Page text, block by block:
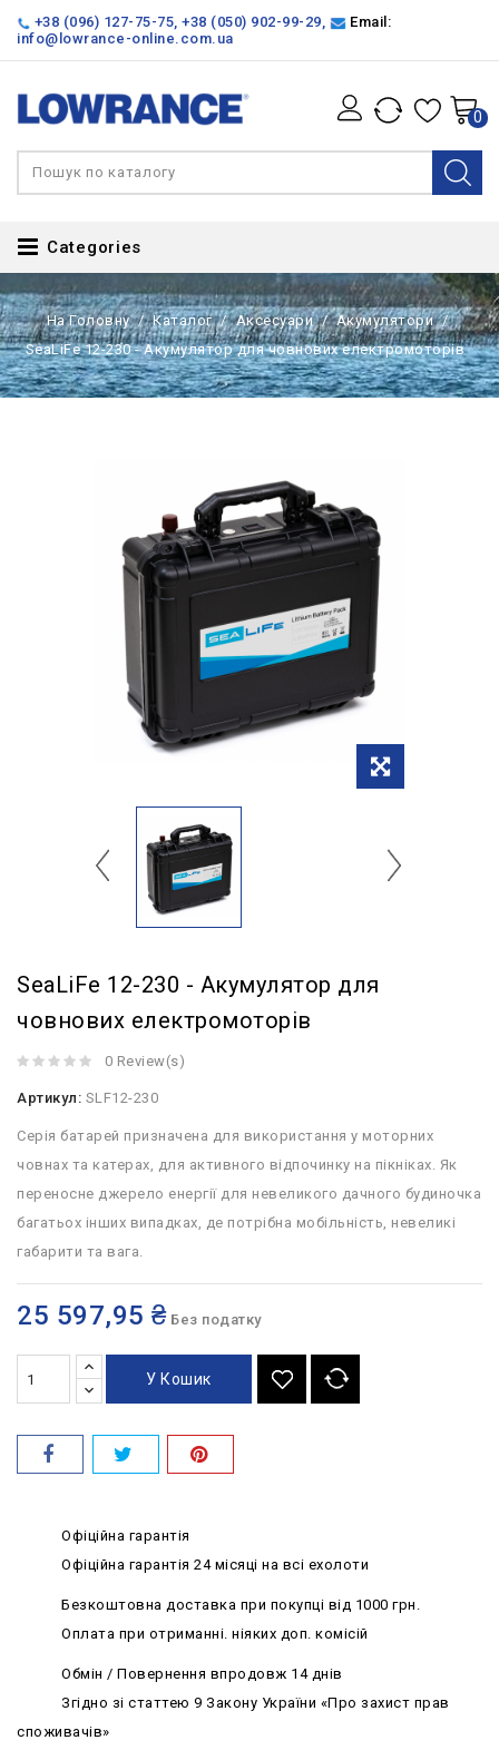
+38 (096) 127-75-75, +38 (050) 902-99-29,
Email:
info@lowrance-online.com.ua
0
Categories
На Головну Каталог Аксесуари
Акумулятори
SeaLiFe 12-230 - Акумулятор для човнових електромоторів
SeaLiFe 12-230 - Акумулятор для
човнових електромоторів
0 Review(s)
Артикул: SLF12-230
Серія батарей призначена для використання у моторних
човнах та катерах, для активного відпочинку на пікніках. Як
переносне джерело енергії для невеликого дачного будиночка
багатьох інших випадках, де потрібна мобільність, невеликі
габарити та вага.
25 597,95 ₴ Без податку
У Кошик
Офіційна гарантія
Офіційна гарантія 24 місяці на всі ехолоти
Безкоштовна доставка при покупці від 1000 грн.
Оплата при отриманні. ніяких доп. комісій
Обмін / Повернення впродовж 14 днів
Згідно зі статтею 9 Закону України «Про захист прав
споживачів»